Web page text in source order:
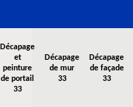
Décapage
et
peinture
de portail
33
Décapage
de mur
33
Décapage
de façade
33